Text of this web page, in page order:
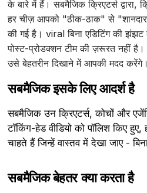
के बारे में हैं। सबमैजिक क्रिएटर्स द्वारा,
हर चीज़ आपको "ठीक-ठाक" से
की गई है। viral बिना एडिटिंग की
पोस्ट-प्रोडक्शन टीम की ज़रूरत नहीं
उसे बेहतरीन दिखाने में आपकी मदद करेंगे।
सबमैजिक इसके लिए आदर्श है
सबमैजिक उन क्रिएटर्स, कोचों और
टॉकिंग-हेड वीडियो को पॉलिश किए
चाहते हैं जिन्हें वास्तव में देखा जाए -
सबमैजिक बेहतर क्या करता है